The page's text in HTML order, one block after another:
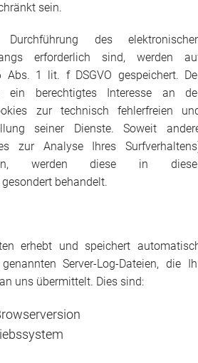
sein.
des
erforderlich sind, werden
Abs. 1 lit. f DSGVO gespeichert.
ein berechtigtes Interesse an
zur technisch fehlerfreien
seiner Dienste. Soweit
zur Analyse Ihres
werden diese in
behandelt.
erhebt und speichert
Server-Log-Dateien, die
uns übermittelt. Dies sind: